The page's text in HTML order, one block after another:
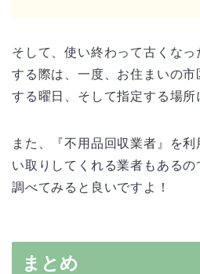
そして、使い終わって古くな
する際は、一度、お住まいの
する曜日、そして指定する場所
また、『不用品回収業者』を
い取りしてくれる業者もある
調べてみると良いですよ！
まとめ